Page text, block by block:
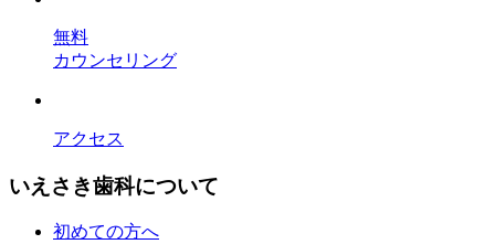
無料
カウンセリング
アクセス
いえさき歯科について
初めての方へ